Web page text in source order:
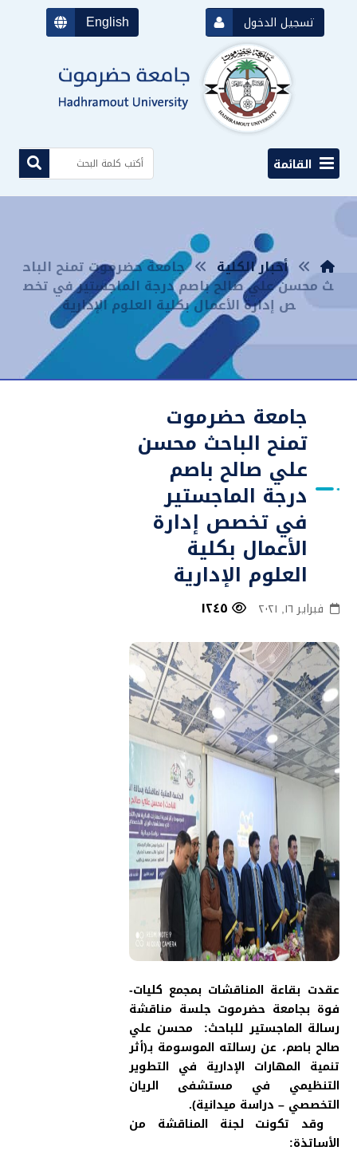
English تسجيل الدخول
القائمة
أخبار الكلية جامعة حضرموت تمنح الباح
ث محسن علي صالح باصم درجة الماجستير في تخص
ص إدارة الأعمال بكلية العلوم الإدارية
جامعة حضرموت
تمنح الباحث محسن
علي صالح باصم
درجة الماجستير
في تخصص إدارة
الأعمال بكلية
العلوم الإدارية
فبراير ١٦, ٢٠٢١
عقدت بقاعة المناقشات بمجمع كليات-
فوة بجامعة حضرموت جلسة مناقشة
رسالة الماجستير للباحث: محسن علي
صالح باصم، عن رسالته الموسومة بـ(أثر
تنمية المهارات الإدارية في التطوير
التنظيمي في مستشفى الريان
التخصصي – دراسة ميدانية).
وقد تكونت لجنة المناقشة من
الأساتذة: